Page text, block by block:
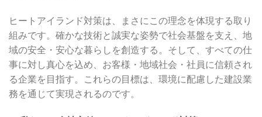
ヒートアイランド対策は、まさにこの理念を体現する取り
組みです。確かな技術と誠実な姿勢で社会基盤を支え、地
域の安全・安心な暮らしを創造する。そして、すべての仕
事に対し真心を込め、お客様・地域社会・社員に信頼され
る企業を目指す。これらの目標は、環境に配慮した建設業
務を通じて実現されるのです。